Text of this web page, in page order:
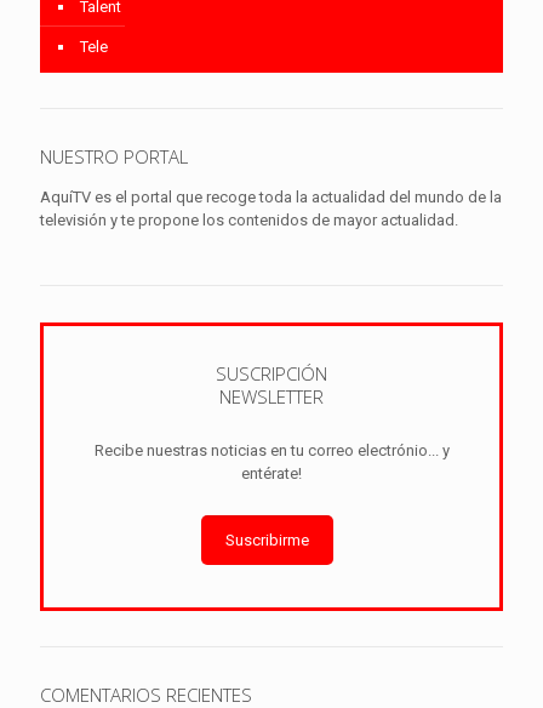
Talent
Tele
NUESTRO PORTAL
AquíTV es el portal que recoge toda la actualidad del mundo de la
televisión y te propone los contenidos de mayor actualidad.
SUSCRIPCIÓN
NEWSLETTER
Recibe nuestras noticias en tu correo electrónio... y
entérate!
Suscribirme
COMENTARIOS RECIENTES